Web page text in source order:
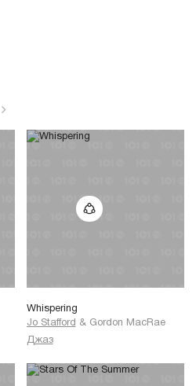
Whispering
Jo Stafford & Gordon MacRae
Джаз